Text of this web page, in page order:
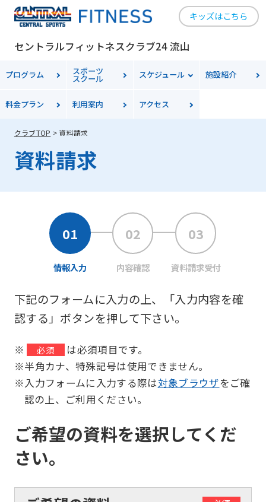
キッズはこちら
セントラルフィットネスクラブ24 流山
プログラム スポーツ
スクール スケジュール 施設紹介
料金プラン 利用案内 アクセス
クラブTOP 資料請求
資料請求
情報入力 内容確認 資料請求受付
下記のフォームに入力の上、「入力内容を確
認する」ボタンを押して下さい。
※ 必須
は必須項目です。
※半角カナ、特殊記号は使用できません。
※入力フォームに入力する際は対象ブラウザをご確
認の上、ご利用ください。
ご希望の資料を選択してくだ
さい。